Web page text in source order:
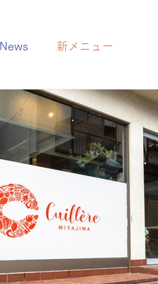
News 新メニュー